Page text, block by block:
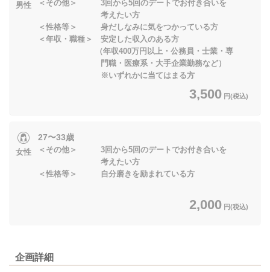
男性
＜その他＞ 3回から5回のデートでお付き合いを
考えたい方
＜性格等＞ 身だしなみに気をつかっている方
＜年収・職種＞ 安定した収入のある方
（年収400万円以上・公務員・士業・専
門職・医療系・大手企業勤務など）
※いずれかに当てはまる方
3,500 円(税込)
女性
27〜33歳
＜その他＞ 3回から5回のデートでお付き合いを
考えたい方
＜性格等＞ 自分磨きを励まれている方
2,000 円(税込)
企画詳細